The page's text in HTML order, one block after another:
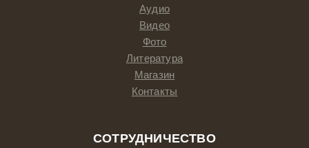
Аудио
Видео
Фото
Литература
Магазин
Контакты
СОТРУДНИЧЕСТВО